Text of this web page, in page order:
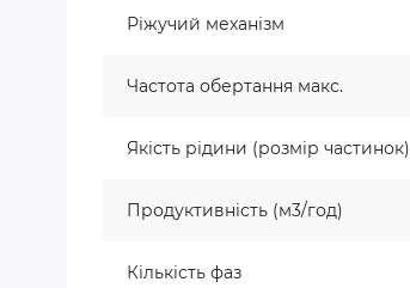
Ріжучий механізм
Частота обертання макс.
Якість рідини (розмір частинок)
Продуктивність (м3/год)
Кількість фаз